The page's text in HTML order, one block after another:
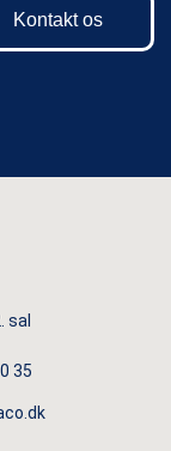
Kontakt os
sal
35